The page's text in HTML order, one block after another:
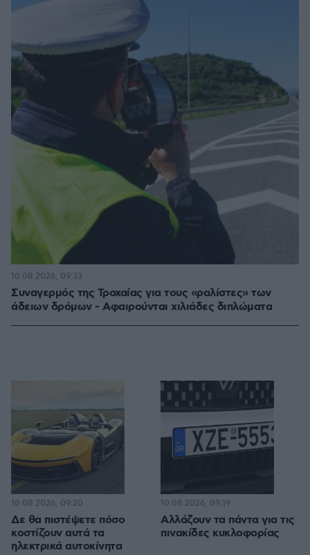
Συναγερμός της Τροχαίας για τους «ραλίστες» των
άδειων δρόμων - Αφαιρούνται χιλιάδες διπλώματα
10.08.2026, 09:33
Δε θα πιστέψετε πόσο
κοστίζουν αυτά τα
ηλεκτρικά αυτοκίνητα
10.08.2026, 09:20
Αλλάζουν τα πάντα για τις
πινακίδες κυκλοφορίας
10.08.2026, 09:19